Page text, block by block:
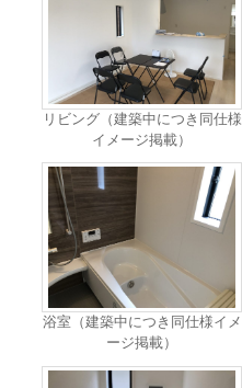
リビング（建築中につき同仕様
イメージ掲載）
浴室（建築中につき同仕様イメ
ージ掲載）